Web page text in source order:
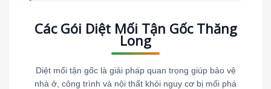
Các Gói Diệt Mối Tận Gốc Thăng
Long
Diệt mối tận gốc là giải pháp quan trọng giúp bảo vệ
nhà ở, công trình và nội thất khỏi nguy cơ bị mối phá